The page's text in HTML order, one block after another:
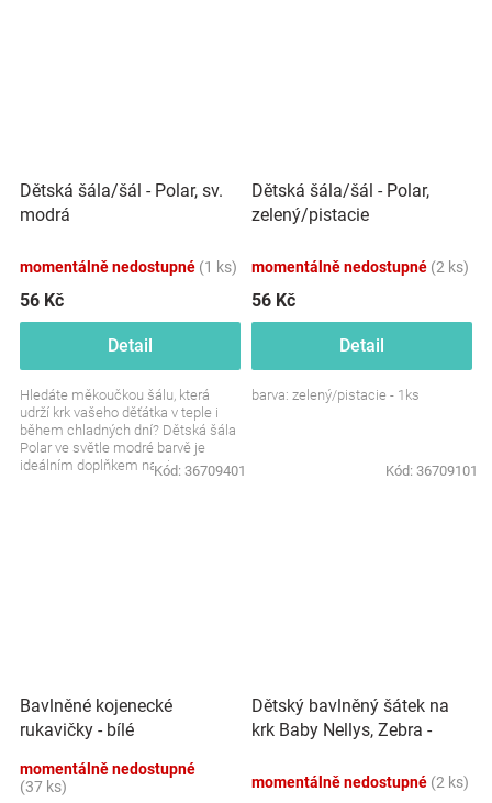
Dětská šála/šál - Polar, sv.
modrá
momentálně nedostupné (1 ks)
56 Kč
Detail
Hledáte měkoučkou šálu, která
udrží krk vašeho děťátka v teple i
během chladných dní? Dětská šála
Polar ve světle modré barvě je
ideálním doplňkem na zimu.
Kód: 36709401
Dětská šála/šál - Polar,
zelený/pistacie
momentálně nedostupné (2 ks)
56 Kč
Detail
barva: zelený/pistacie - 1ks
Kód: 36709101
Bavlněné kojenecké
rukavičky - bílé
momentálně nedostupné
(37 ks)
Dětský bavlněný šátek na
krk Baby Nellys, Zebra -
momentálně nedostupné (2 ks)